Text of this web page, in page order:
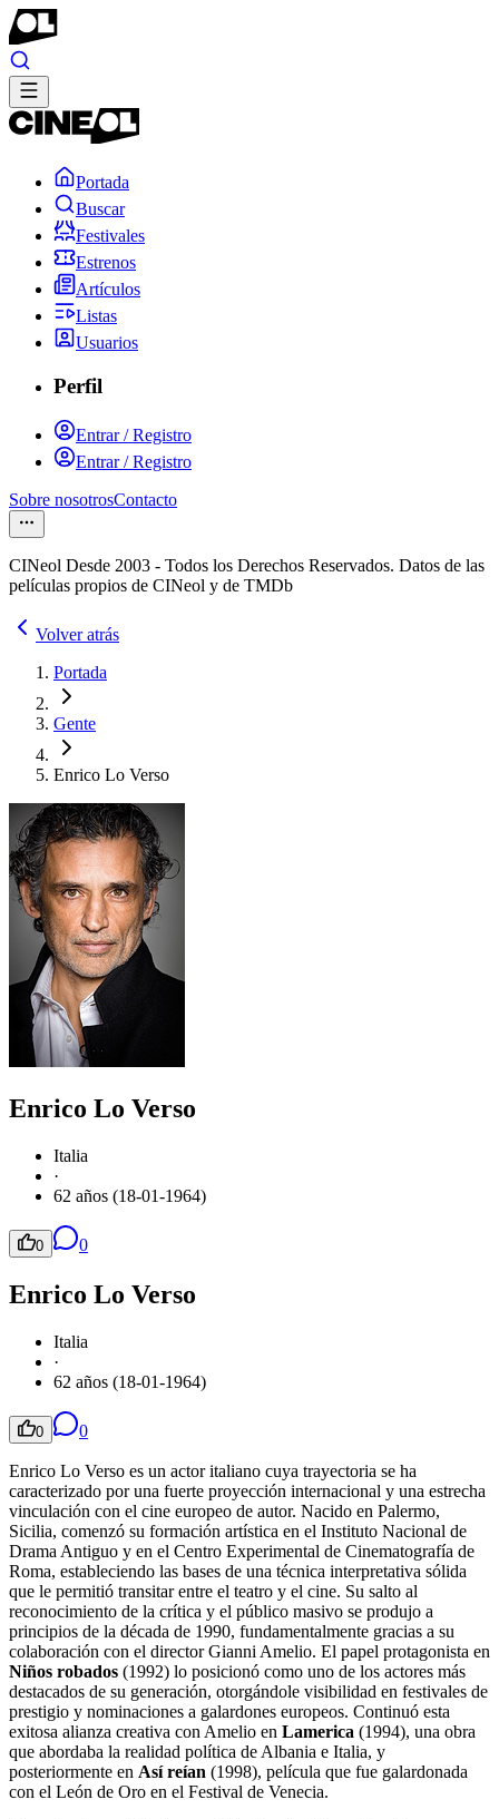
Portada
Buscar
Festivales
Estrenos
Artículos
Listas
Usuarios
Perfil
Entrar / Registro
Entrar / Registro
Sobre nosotrosContacto
CINeol Desde 2003 - Todos los Derechos Reservados. Datos de las
películas propios de CINeol y de TMDb
Volver atrás
Portada
Gente
Enrico Lo Verso
Enrico Lo Verso
Italia
·
62 años (18-01-1964)
0 0
Enrico Lo Verso
Italia
·
62 años (18-01-1964)
0 0
Enrico Lo Verso es un actor italiano cuya trayectoria se ha
caracterizado por una fuerte proyección internacional y una estrecha
vinculación con el cine europeo de autor. Nacido en Palermo,
Sicilia, comenzó su formación artística en el Instituto Nacional de
Drama Antiguo y en el Centro Experimental de Cinematografía de
Roma, estableciendo las bases de una técnica interpretativa sólida
que le permitió transitar entre el teatro y el cine. Su salto al
reconocimiento de la crítica y el público masivo se produjo a
principios de la década de 1990, fundamentalmente gracias a su
colaboración con el director Gianni Amelio. El papel protagonista en
Niños robados (1992) lo posicionó como uno de los actores más
destacados de su generación, otorgándole visibilidad en festivales de
prestigio y nominaciones a galardones europeos. Continuó esta
exitosa alianza creativa con Amelio en Lamerica (1994), una obra
que abordaba la realidad política de Albania e Italia, y
posteriormente en Así reían (1998), película que fue galardonada
con el León de Oro en el Festival de Venecia.